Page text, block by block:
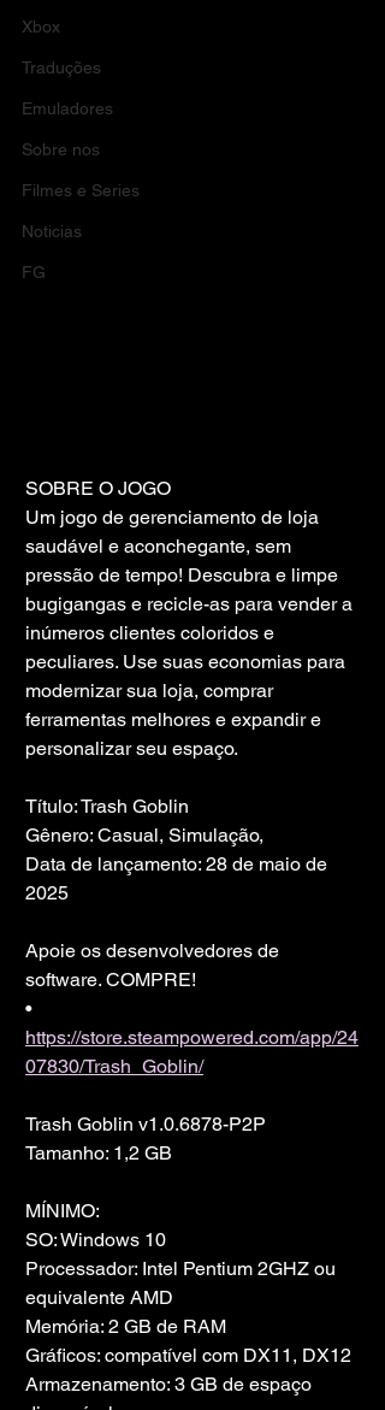
Xbox
Traduções
Emuladores
Sobre nos
Filmes e Series
Noticias
FG
SOBRE O JOGO
Um jogo de gerenciamento de loja
saudável e aconchegante, sem
pressão de tempo! Descubra e limpe
bugigangas e recicle-as para vender a
inúmeros clientes coloridos e
peculiares. Use suas economias para
modernizar sua loja, comprar
ferramentas melhores e expandir e
personalizar seu espaço.
Título: Trash Goblin
Gênero: Casual, Simulação,
Data de lançamento: 28 de maio de
2025
Apoie os desenvolvedores de
software. COMPRE!
•
https://store.steampowered.com/app/24
07830/Trash_Goblin/
Trash Goblin v1.0.6878-P2P
Tamanho: 1,2 GB
MÍNIMO:
SO: Windows 10
Processador: Intel Pentium 2GHZ ou
equivalente AMD
Memória: 2 GB de RAM
Gráficos: compatível com DX11, DX12
Armazenamento: 3 GB de espaço